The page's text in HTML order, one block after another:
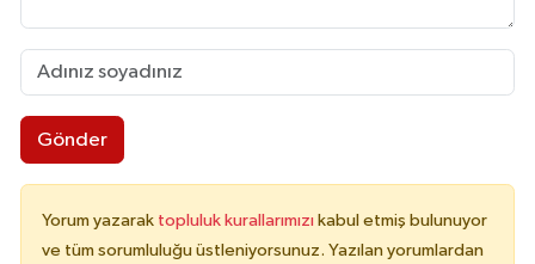
Gönder
Yorum yazarak topluluk kurallarımızı kabul etmiş bulunuyor
ve tüm sorumluluğu üstleniyorsunuz. Yazılan yorumlardan